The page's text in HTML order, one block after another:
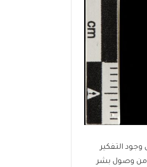
على وجود التفكير
من وصول بشر